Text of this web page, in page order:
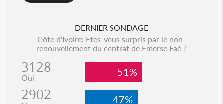
DERNIER SONDAGE
Côte d'Ivoire: Etes-vous surpris par le non-
renouvellement du contrat de Emerse Faé ?
3128
Oui 51%
2902 47%